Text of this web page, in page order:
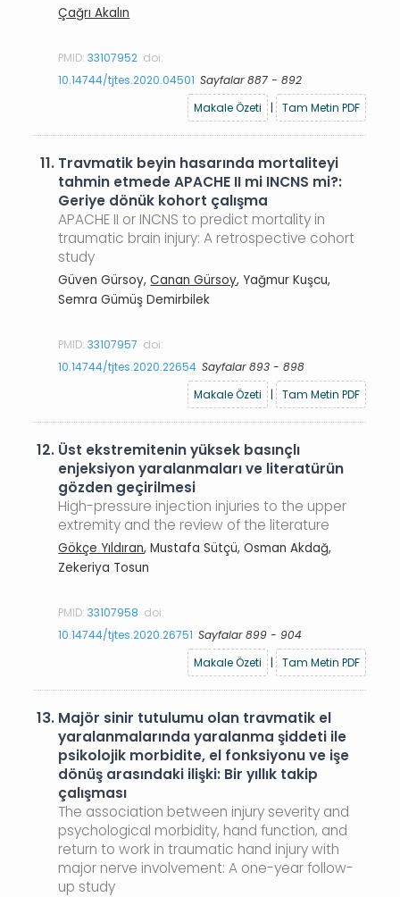
Çağrı Akalın
PMID:33107952 doi:
10.14744/tjtes.2020.04501 Sayfalar 887 - 892
Makale Özeti
| Tam Metin PDF
11. Travmatik beyin hasarında mortaliteyi
tahmin etmede APACHE II mi INCNS mi?:
Geriye dönük kohort çalışma
APACHE II or INCNS to predict mortality in
traumatic brain injury: A retrospective cohort
study
Güven Gürsoy,Canan Gürsoy, Yağmur Kuşcu,
Semra Gümüş Demirbilek
PMID:33107957 doi:
10.14744/tjtes.2020.22654 Sayfalar 893 - 898
Makale Özeti
| Tam Metin PDF
12. Üst ekstremitenin yüksek basınçlı
enjeksiyon yaralanmaları ve literatürün
gözden geçirilmesi
High-pressure injection injuries to the upper
extremity and the review of the literature
Gökçe Yıldıran, Mustafa Sütçü, Osman Akdağ,
Zekeriya Tosun
PMID:33107958 doi:
10.14744/tjtes.2020.26751 Sayfalar 899 - 904
Makale Özeti
| Tam Metin PDF
13. Majör sinir tutulumu olan travmatik el
yaralanmalarında yaralanma şiddeti ile
psikolojik morbidite, el fonksiyonu ve işe
dönüş arasındaki ilişki: Bir yıllık takip
çalışması
The association between injury severity and
psychological morbidity, hand function, and
return to work in traumatic hand injury with
major nerve involvement: A one-year follow-
up study